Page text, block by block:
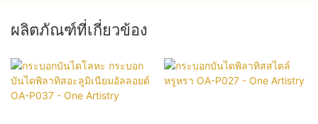
ผลิตภัณฑ์ที่เกี่ยวข้อง